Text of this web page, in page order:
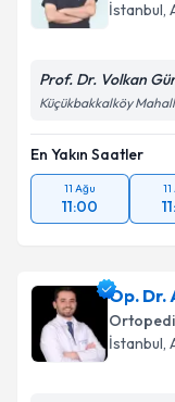
İstanbul,
Prof. Dr. Volkan
Küçükbakkalköy
En Yakın Saatler
11 Ağu
11:00
Op. Dr.
İstanbul,